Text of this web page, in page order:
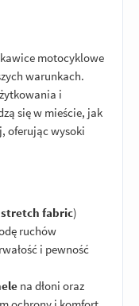
motocyklowe
warunkach.
i
się w mieście, jak
oferując wysoki
stretch fabric)
ruchów
i pewność
na dłoni oraz